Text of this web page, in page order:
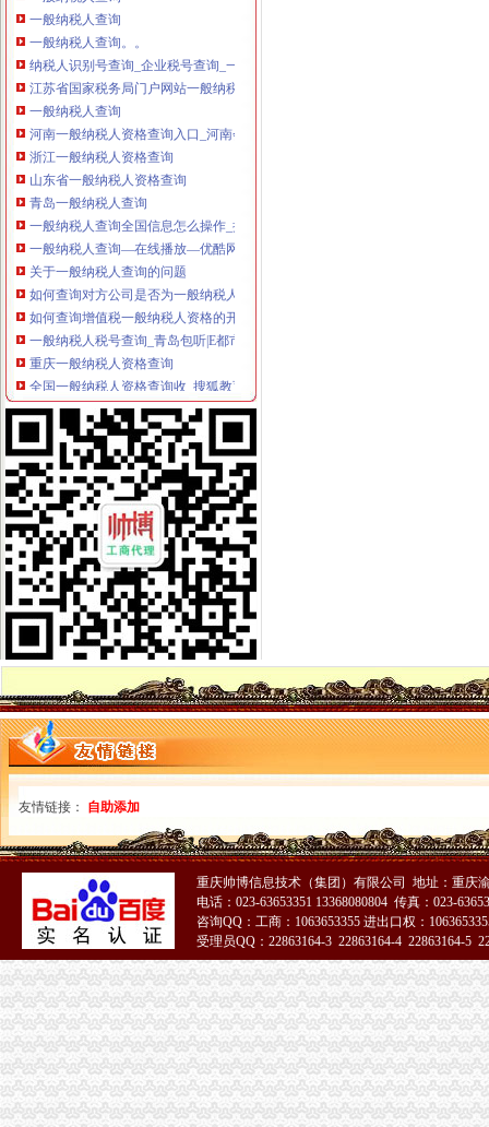
一般纳税人查询。。
纳税人识别号查询_企业税号查询_一般纳税人查询
江苏省国家税务局门户网站一般纳税人查询
一般纳税人查询
河南一般纳税人资格查询入口_河南会计网
浙江一般纳税人资格查询
山东省一般纳税人资格查询
青岛一般纳税人查询
一般纳税人查询全国信息怎么操作_搜狐其它_搜狐网
一般纳税人查询—在线播放—优酷网,高清在线观看
关于一般纳税人查询的问题
如何查询对方公司是否为一般纳税人。-文章
如何查询增值税一般纳税人资格的开始年月？_百度知道
一般纳税人税号查询_青岛包听|E都市
重庆一般纳税人资格查询
全国一般纳税人资格查询收_搜狐教育_搜狐网
陕西省一般纳税人查询_中华文本库
一般纳税人提供技术咨询服务,税率是多少？_中华会计网校_税务网校
一般纳税人查询电话-深圳爱问分类
新疆一般纳税人查询-天津爱问分类
请问山西省一般纳税人资格在哪里查询-山西国税答疑170
四川一般纳税人资格查询：四川财
全国一般纳税人资格查询
如何查询一般纳税人资格（以广东为例）_增值税一般纳税人查询_一般
增值税一般纳税人查询–会计网词库
一般纳税人资格查询
广东一般纳税人查询App下载|一般纳税人查询广东税务局版下载2.4.0
四川省国税网上办税服务厅增值税一般纳税人资格查询
关于一般纳税人与小规模纳税人的查询
一般纳税人咨询公司,开展教育服务,增值税有优惠吗_中华会计网校_
一般纳税人税率查询|一般纳税人如何算税
上海税务网的一般纳税人资格查询,可以查来自上海税务-微博
北京各区一般纳税人资格查询帮助你three_周边服务栏目_机电之家网
一般纳税人资格查询_中华文本库
一般纳税人咨询处-深圳58同城
如何查询增值税一般纳税人认定信息？_资料网
一般纳税人查询广东税务局版2.4.0安卓版-新云软件园
如何查询一般纳税人资格_百度经验
青岛一般纳税人查询
一般纳税人查询
关于一般纳税人查询的问题
【官方公告】企业汇采一般纳税人资质提交说明-阿里巴巴商友圈
一般纳税人查询
重庆一般纳税人资格查询
一般纳税人查询一般纳税人查询
重庆一般纳税人资格查询：http://218.70.65.72:3002/fpcx/
重庆一般纳税人申请：路源咨询—专业代办安全生产许可证-重庆爱问
一般纳税人信息查询
友情链接： 自助添加
重庆帅博信息技术（集团）有限公司 地址：重庆
电话：023-63653351 13368080804 传真：023-
咨询QQ：工商：1063653355 进出口权：
受理员QQ：22863164-3 22863164-4 22863164-5